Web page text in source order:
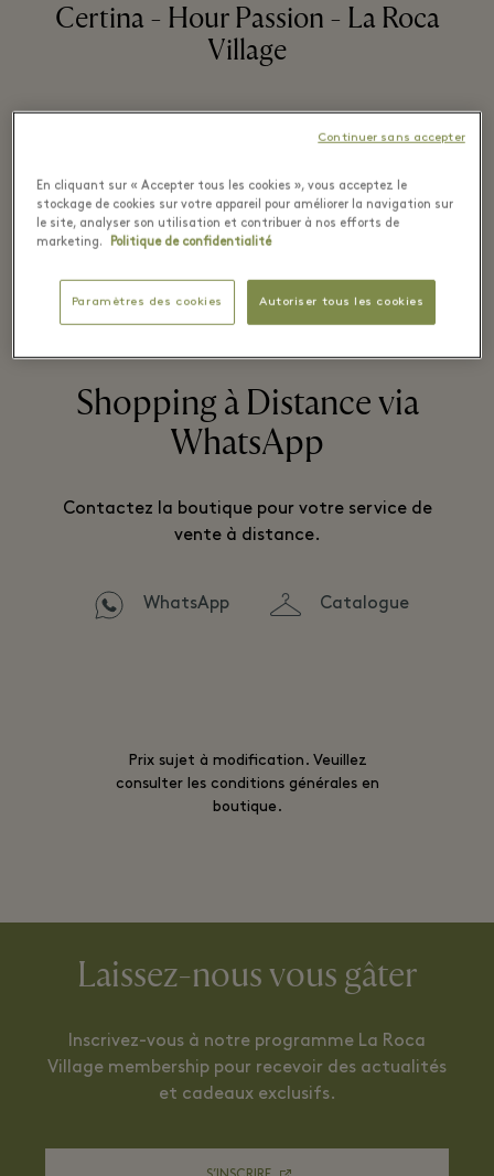
Certina - Hour Passion - La Roca
Village
montres Certina sont soumises à des
critères de qualité stricts.
LIRE PLUS
Shopping à Distance via
WhatsApp
Contactez la boutique pour votre service de
vente à distance.
WhatsApp Catalogue
Prix sujet à modification. Veuillez
consulter les conditions générales en
boutique.
Laissez-nous vous gâter
Inscrivez-vous à notre programme La Roca
Village membership pour recevoir des actualités
et cadeaux exclusifs.
En cliquant sur « Accepter tous les cookies », vous acceptez le
stockage de cookies sur votre appareil pour améliorer la navigation sur
le site, analyser son utilisation et contribuer à nos efforts de
marketing.
Politique de confidentialité
Paramètres des cookies Autoriser tous les cookies
Continuer sans accepter